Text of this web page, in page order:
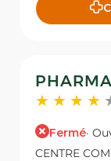
Fermé·
CENTRE